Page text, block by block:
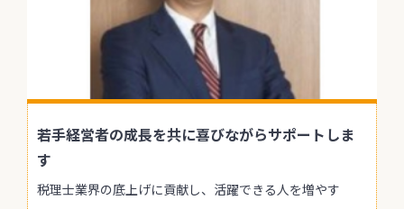
若手経営者の成長を共に喜びながらサポートしま
す
税理士業界の底上げに貢献し、活躍できる人を増やす